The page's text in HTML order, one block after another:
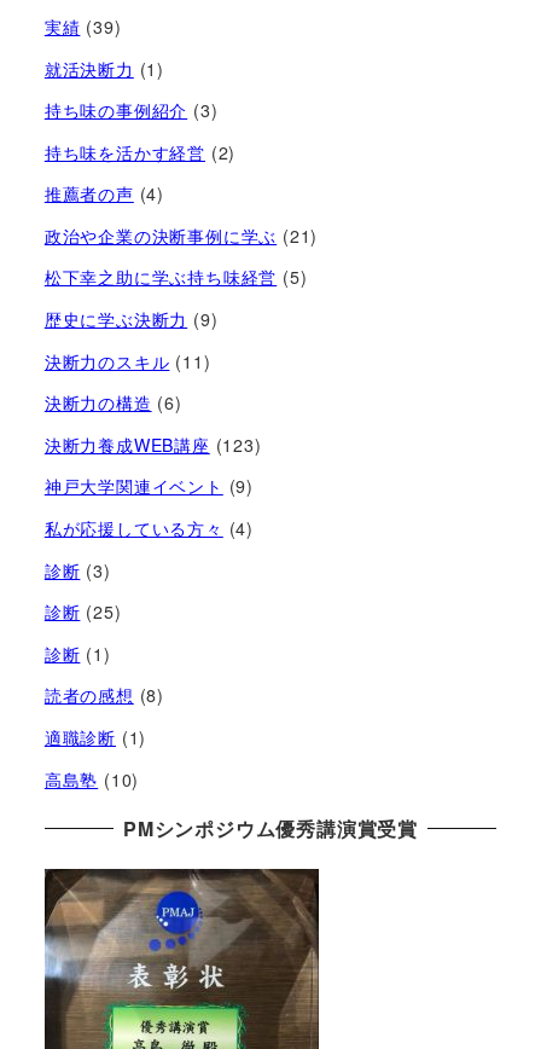
実績 (39)
就活決断力 (1)
持ち味の事例紹介 (3)
持ち味を活かす経営​ (2)
推薦者の声 (4)
政治や企業の決断事例に学ぶ (21)
松下幸之助に学ぶ持ち味経営 (5)
歴史に学ぶ決断力 (9)
決断力のスキル (11)
決断力の構造 (6)
決断力養成WEB講座 (123)
神戸大学関連イベント (9)
私が応援している方々 (4)
診断 (3)
診断 (25)
診断 (1)
読者の感想 (8)
適職診断 (1)
高島塾 (10)
PMシンポジウム優秀講演賞受賞